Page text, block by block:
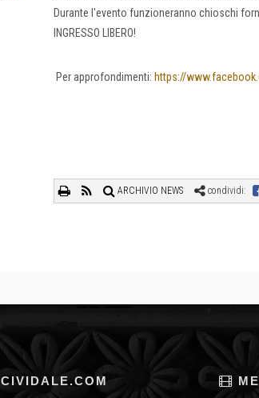
Durante l'evento funzioneranno chioschi
INGRESSO LIBERO!
Per approfondimenti: https://
ARCHIVIO NEWS condividi:
CIVIDALE.COM